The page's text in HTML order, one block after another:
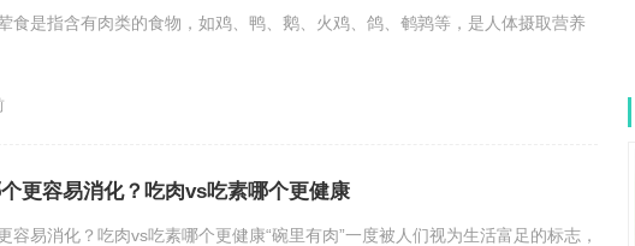
食是指含有肉类的食物，如鸡、鸭、鹅、火鸡、鸽、鹌鹑等，是人体摄取营养
更容易消化？吃肉vs吃素哪个更健康
容易消化？吃肉vs吃素哪个更健康“碗里有肉”一度被人们视为生活富足的标志，